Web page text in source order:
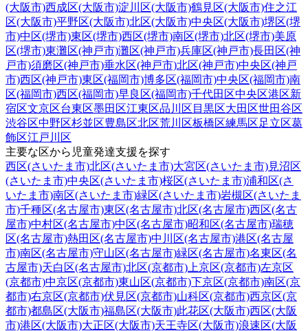
(大阪市)西成区(大阪市)淀川区(大阪市)鶴見区(大阪市)住之江
区(大阪市)平野区(大阪市)北区(大阪市)中央区(大阪市)堺区(堺
市)中区(堺市)東区(堺市)西区(堺市)南区(堺市)北区(堺市)美原
区(堺市)東灘区(神戸市)灘区(神戸市)兵庫区(神戸市)長田区(神
戸市)須磨区(神戸市)垂水区(神戸市)北区(神戸市)中央区(神戸
市)西区(神戸市)東区(福岡市)博多区(福岡市)中央区(福岡市)南
区(福岡市)西区(福岡市)早良区(福岡市)千代田区中央区港区新
宿区文京区台東区墨田区江東区品川区 目黒区大田区世田谷区
渋谷区中野区杉並区豊島区北区荒川区板橋区練馬区足立区葛
飾区江戸川区
主要な区から児童発達支援を探す
西区(さいたま市)北区(さいたま市)大宮区(さいたま市)見沼区
(さいたま市)中央区(さいたま市)桜区(さいたま市)浦和区(さ
いたま市)南区(さいたま市)緑区(さいたま市)岩槻区(さいたま
市)千種区(名古屋市)東区(名古屋市)北区(名古屋市)西区(名古
屋市)中村区(名古屋市)中区(名古屋市)昭和区(名古屋市)瑞穂
区(名古屋市)熱田区(名古屋市)中川区(名古屋市)港区(名古屋
市)南区(名古屋市)守山区(名古屋市)緑区(名古屋市)名東区(名
古屋市)天白区(名古屋市)北区(京都市) 上京区(京都市)左京区
(京都市)中京区(京都市)東山区(京都市)下京区(京都市)南区(京
都市)右京区(京都市)伏見区(京都市)山科区(京都市)西京区(京
都市)都島区(大阪市)福島区(大阪市)此花区(大阪市)西区(大阪
市)港区(大阪市)大正区(大阪市)天王寺区(大阪市)浪速区(大阪